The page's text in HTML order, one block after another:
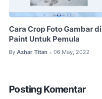
Cara Crop Foto Gambar di
Paint Untuk Pemula
By Azhar Titan • 06 May, 2022
Posting Komentar